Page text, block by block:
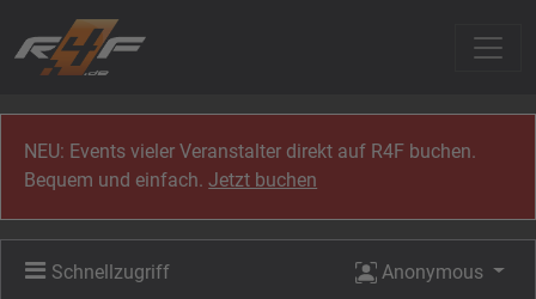
NEU: Events vieler Veranstalter direkt auf R4F buchen.
Bequem und einfach.Jetzt buchen
Schnellzugriff Anonymous